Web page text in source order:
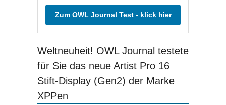
Zum OWL Journal Test - klick hier
Weltneuheit! OWL Journal testete
für Sie das neue Artist Pro 16
Stift-Display (Gen2) der Marke
XPPen